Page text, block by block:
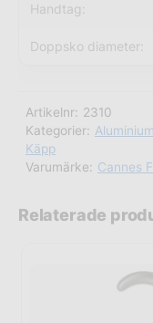
Handtag:
Doppsko diameter:
Artikelnr: 2310
Kategorier:
Käpp
Varumärke: Cannes
Relaterade